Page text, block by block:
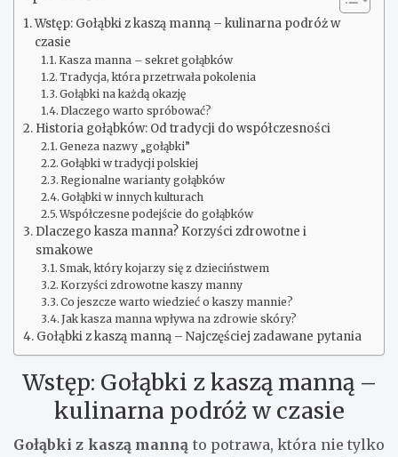
Wstęp: Gołąbki z kaszą manną – kulinarna podróż w
czasie
Kasza manna – sekret gołąbków
Tradycja, która przetrwała pokolenia
Gołąbki na każdą okazję
Dlaczego warto spróbować?
Historia gołąbków: Od tradycji do współczesności
Geneza nazwy „gołąbki”
Gołąbki w tradycji polskiej
Regionalne warianty gołąbków
Gołąbki w innych kulturach
Współczesne podejście do gołąbków
Dlaczego kasza manna? Korzyści zdrowotne i
smakowe
Smak, który kojarzy się z dzieciństwem
Korzyści zdrowotne kaszy manny
Co jeszcze warto wiedzieć o kaszy mannie?
Jak kasza manna wpływa na zdrowie skóry?
Gołąbki z kaszą manną – Najczęściej zadawane pytania
Wstęp: Gołąbki z kaszą manną –
kulinarna podróż w czasie
Gołąbki z kaszą manną to potrawa, która nie tylko